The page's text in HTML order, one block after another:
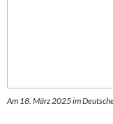
Am 18. März 2025 im